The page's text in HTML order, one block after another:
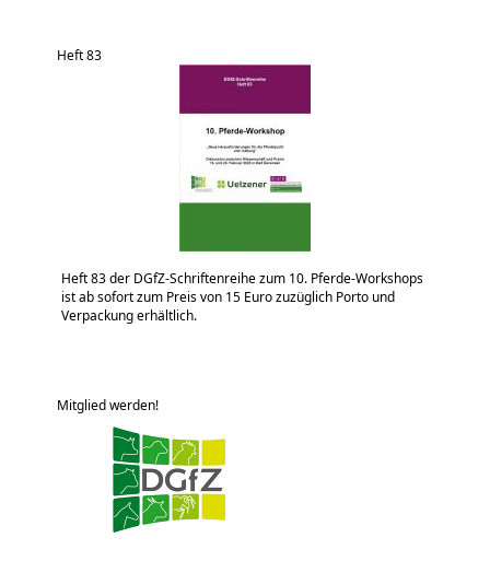
Heft 83
Heft 83 der DGfZ-Schriftenreihe zum 10. Pferde-Workshops
ist ab sofort zum Preis von 15 Euro zuzüglich Porto und
Verpackung erhältlich.
Mitglied werden!